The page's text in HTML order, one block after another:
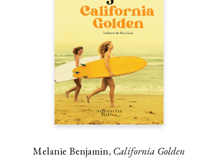
Melanie Benjamin, California Golden